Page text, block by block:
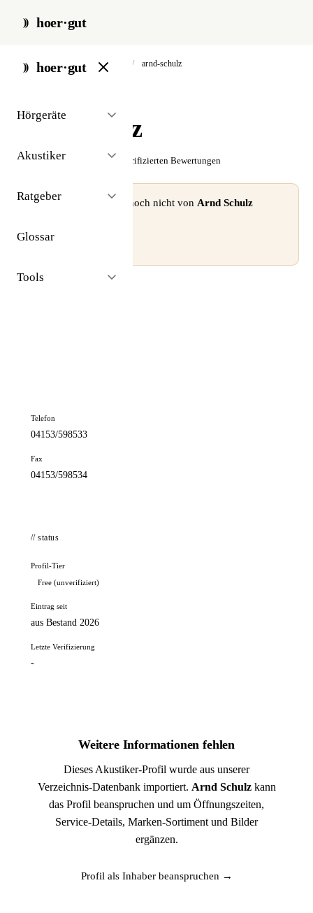
hoer·gut
hoer·gut
Hörgeräte
Akustiker
Ratgeber
Glossar
Tools
start / akustiker / lauenburg / arnd-schulz
Arnd Schulz
☆☆☆☆☆ Noch keine verifizierten Bewertungen
⚠ Dieses Profil wurde noch nicht von Arnd Schulz
Profil beanspruchen →
Telefon
04153/598533
Fax
04153/598534
// status
Profil-Tier
Free (unverifiziert)
Eintrag seit
aus Bestand 2026
Letzte Verifizierung
-
Weitere Informationen fehlen
Dieses Akustiker-Profil wurde aus unserer
Verzeichnis-Datenbank importiert. Arnd Schulzkann
das Profil beanspruchen und um Öffnungszeiten,
Service-Details, Marken-Sortiment und Bilder
ergänzen.
Profil als Inhaber beanspruchen →